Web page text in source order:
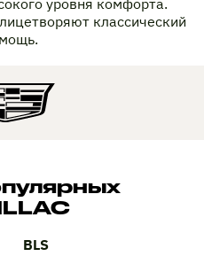
классический
BLS